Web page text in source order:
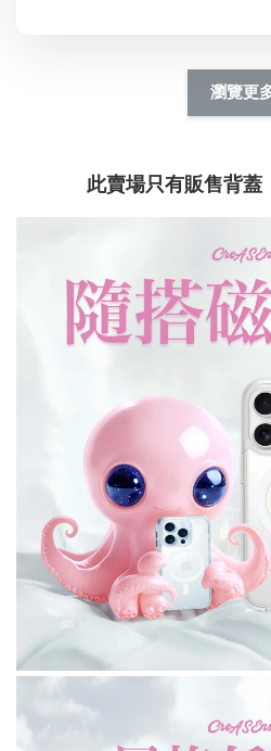
瀏覽更
此賣場只有販售背蓋